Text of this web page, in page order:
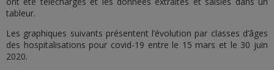
tableur.
Les graphiques suivants présentent l’évolution par classes d’âges
des hospitalisations pour covid-19 entre le 15 mars et le 30 juin
2020.